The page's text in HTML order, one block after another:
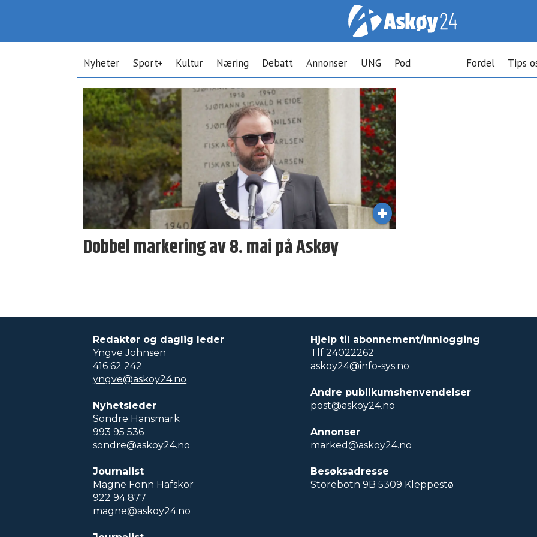
Nyheter Sport Kultur Næring Debatt Annonser UNG Pod Fordel Tips
veteraner
Dobbel markering av 8. mai på Askøy
Redaktør og daglig leder
Yngve Johnsen
416 62 242
yngve@askoy24.no
Nyhetsleder
Sondre Hansmark
993 95 536
sondre@askoy24.no
Journalist
Magne Fonn Hafskor
922 94 877
magne@askoy24.no
Hjelp til abonnement/innlogging
Tlf 24022262
askoy24@info-sys.no
Andre publikumshenvendelser
post@askoy24.no
Annonser
marked@askoy24.no
Besøksadresse
Storebotn 9B 5309 Kleppestø